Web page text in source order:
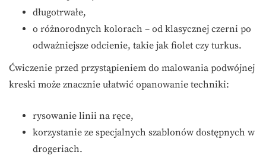
długotrwałe,
o różnorodnych kolorach – od klasycznej czerni po
odważniejsze odcienie, takie jak fiolet czy turkus.
Ćwiczenie przed przystąpieniem do malowania podwójnej
kreski może znacznie ułatwić opanowanie techniki:
rysowanie linii na ręce,
korzystanie ze specjalnych szablonów dostępnych w
drogeriach.